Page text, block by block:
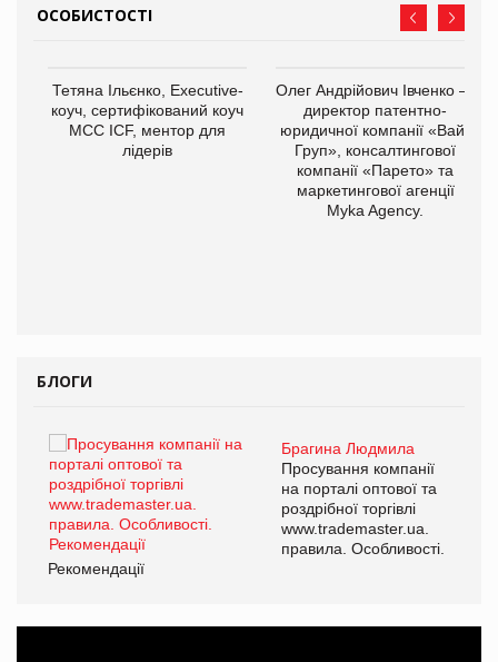
ОСОБИСТОСТІ
Тетяна Ільєнко, Executive-
коуч, сертифікований коуч
МСС ICF, ментор для
лідерів
Олег Андрійович Івченко —
директор патентно-
юридичної компанії «Вайз
Груп», консалтингової
компанії «Парето» та
маркетингової агенції
Myka Agency.
БЛОГИ
Брагина Людмила
Просування компанії
на порталі оптової та
роздрібної торгівлі
www.trademaster.ua.
правила. Особливості.
Рекомендації